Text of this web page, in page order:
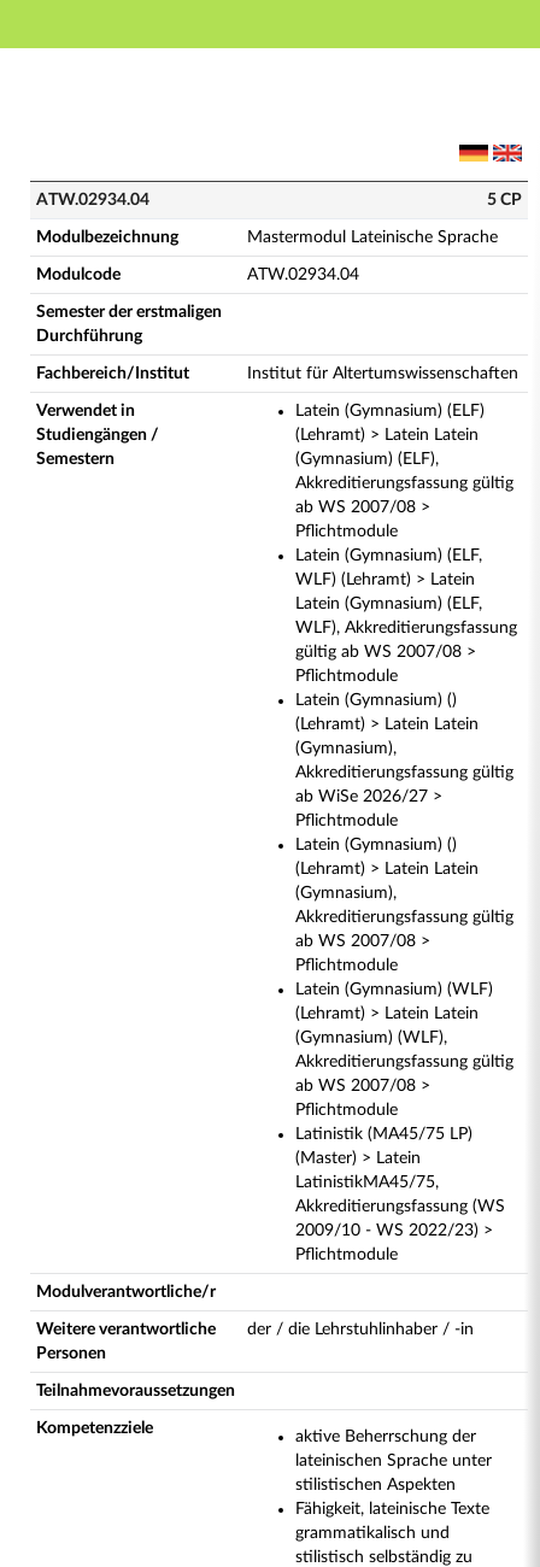
Hauptnavigation
ATW.02934.04 - Mastermodul Lateinische Sprache
ATW.02934.04 5 CP
Modulbezeichnung Mastermodul Lateinische Sprache
Modulcode ATW.02934.04
Semester der erstmaligen
Durchführung
Fachbereich/Institut Institut für Altertumswissenschaften
Verwendet in
Studiengängen /
Semestern
Latein (Gymnasium) (ELF)
(Lehramt) > Latein Latein
(Gymnasium) (ELF),
Akkreditierungsfassung gültig
ab WS 2007/08 >
Pflichtmodule
Latein (Gymnasium) (ELF,
WLF) (Lehramt) > Latein
Latein (Gymnasium) (ELF,
WLF), Akkreditierungsfassung
gültig ab WS 2007/08 >
Pflichtmodule
Latein (Gymnasium) ()
(Lehramt) > Latein Latein
(Gymnasium),
Akkreditierungsfassung gültig
ab WiSe 2026/27 >
Pflichtmodule
Latein (Gymnasium) ()
(Lehramt) > Latein Latein
(Gymnasium),
Akkreditierungsfassung gültig
ab WS 2007/08 >
Pflichtmodule
Latein (Gymnasium) (WLF)
(Lehramt) > Latein Latein
(Gymnasium) (WLF),
Akkreditierungsfassung gültig
ab WS 2007/08 >
Pflichtmodule
Latinistik (MA45/75 LP)
(Master) > Latein
LatinistikMA45/75,
Akkreditierungsfassung (WS
2009/10 - WS 2022/23) >
Pflichtmodule
Modulverantwortliche/r
Weitere verantwortliche
Personen
der / die Lehrstuhlinhaber / -in
Teilnahmevoraussetzungen
Kompetenzziele
aktive Beherrschung der
lateinischen Sprache unter
stilistischen Aspekten
Fähigkeit, lateinische Texte
grammatikalisch und
stilistisch selbständig zu